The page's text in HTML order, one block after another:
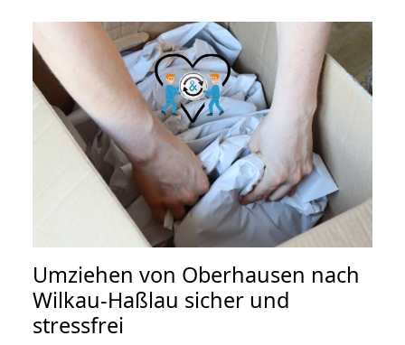
Umziehen von Oberhausen nach
Wilkau-Haßlau sicher und
stressfrei